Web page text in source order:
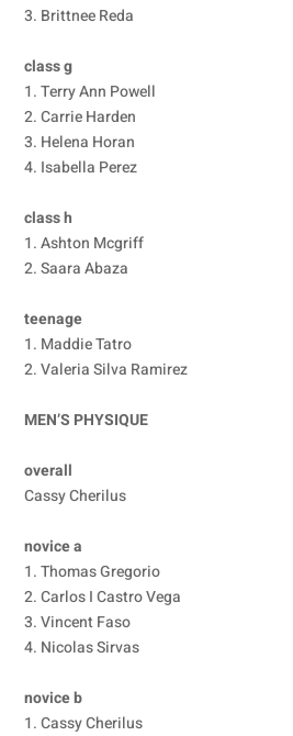
3. Brittnee Reda
class g
1. Terry Ann Powell
2. Carrie Harden
3. Helena Horan
4. Isabella Perez
class h
1. Ashton Mcgriff
2. Saara Abaza
teenage
1. Maddie Tatro
2. Valeria Silva Ramirez
MEN’S PHYSIQUE
overall
Cassy Cherilus
novice a
1. Thomas Gregorio
2. Carlos I Castro Vega
3. Vincent Faso
4. Nicolas Sirvas
novice b
1. Cassy Cherilus